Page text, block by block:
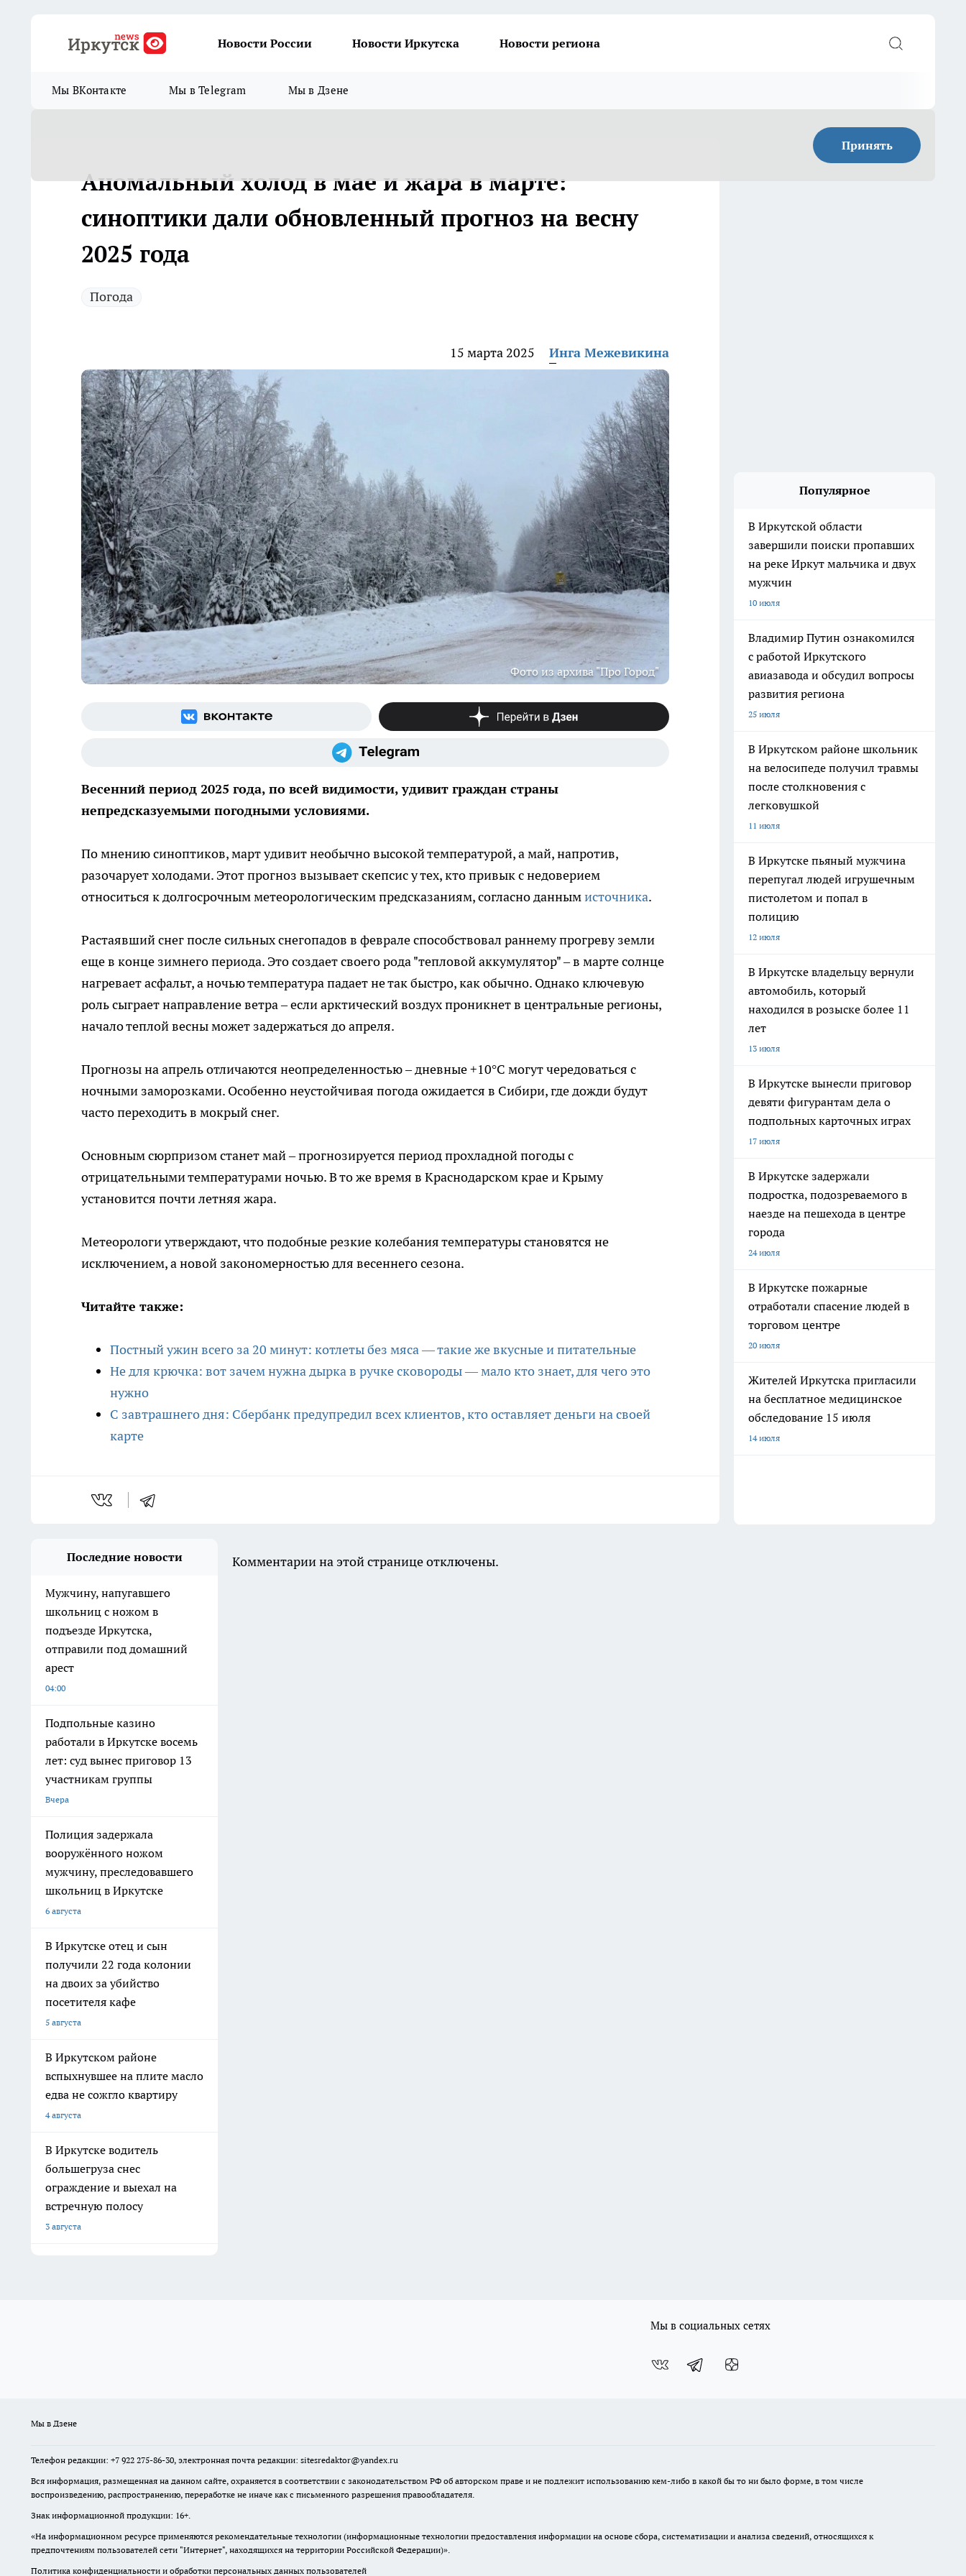
Новости России Новости Иркутска Новости региона
Мы ВКонтакте Мы в Telegram Мы в Дзене
Принять
Аномальный холод в мае и жара в марте:
синоптики дали обновленный прогноз на весну
2025 года
Погода
15 марта 2025 Инга Межевикина
Фото из архива "Про Город"
Весенний период 2025 года, по всей видимости, удивит граждан страны
непредсказуемыми погодными условиями.
По мнению синоптиков, март удивит необычно высокой температурой, а май, напротив,
разочарует холодами. Этот прогноз вызывает скепсис у тех, кто привык с недоверием
относиться к долгосрочным метеорологическим предсказаниям, согласно даннымисточника.
Растаявший снег после сильных снегопадов в феврале способствовал раннему прогреву земли
еще в конце зимнего периода. Это создает своего рода "тепловой аккумулятор" – в марте солнце
нагревает асфальт, а ночью температура падает не так быстро, как обычно. Однако ключевую
роль сыграет направление ветра – если арктический воздух проникнет в центральные регионы,
начало теплой весны может задержаться до апреля.
Прогнозы на апрель отличаются неопределенностью – дневные +10°C могут чередоваться с
ночными заморозками. Особенно неустойчивая погода ожидается в Сибири, где дожди будут
часто переходить в мокрый снег.
Основным сюрпризом станет май – прогнозируется период прохладной погоды с
отрицательными температурами ночью. В то же время в Краснодарском крае и Крыму
установится почти летняя жара.
Метеорологи утверждают, что подобные резкие колебания температуры становятся не
исключением, а новой закономерностью для весеннего сезона.
Читайте также:
Постный ужин всего за 20 минут: котлеты без мяса — такие же вкусные и питательные
Не для крючка: вот зачем нужна дырка в ручке сковороды — мало кто знает, для чего это
нужно
С завтрашнего дня: Сбербанк предупредил всех клиентов, кто оставляет деньги на своей
карте
Популярное
В Иркутской области
завершили поиски пропавших
на реке Иркут мальчика и двух
мужчин
10 июля
Владимир Путин ознакомился
с работой Иркутского
авиазавода и обсудил вопросы
развития региона
25 июля
В Иркутском районе школьник
на велосипеде получил травмы
после столкновения с
легковушкой
11 июля
В Иркутске пьяный мужчина
перепугал людей игрушечным
пистолетом и попал в
полицию
12 июля
В Иркутске владельцу вернули
автомобиль, который
находился в розыске более 11
лет
13 июля
В Иркутске вынесли приговор
девяти фигурантам дела о
подпольных карточных играх
17 июля
В Иркутске задержали
подростка, подозреваемого в
наезде на пешехода в центре
города
24 июля
В Иркутске пожарные
отработали спасение людей в
торговом центре
20 июля
Жителей Иркутска пригласили
на бесплатное медицинское
обследование 15 июля
14 июля
Последние новости
Мужчину, напугавшего
школьниц с ножом в
подъезде Иркутска,
отправили под домашний
арест
04:00
Подпольные казино
работали в Иркутске восемь
лет: суд вынес приговор 13
участникам группы
Вчера
Полиция задержала
вооружённого ножом
мужчину, преследовавшего
школьниц в Иркутске
6 августа
В Иркутске отец и сын
получили 22 года колонии
на двоих за убийство
посетителя кафе
5 августа
В Иркутском районе
вспыхнувшее на плите масло
едва не сожгло квартиру
4 августа
В Иркутске водитель
большегруза снес
ограждение и выехал на
встречную полосу
3 августа
Комментарии на этой странице отключены.
Мы в социальных сетях
Мы в Дзене
Телефон редакции: +7 922 275-86-30, электронная почта редакции: sitesredaktor@yandex.ru
Вся информация, размещенная на данном сайте, охраняется в соответствии с законодательством РФ об авторском праве и не подлежит использованию кем-либо в какой бы то ни было форме, в том числе
воспроизведению, распространению, переработке не иначе как с письменного разрешения правообладателя.
Знак информационной продукции: 16+.
«На информационном ресурсе применяются рекомендательные технологии (информационные технологии предоставления информации на основе сбора, систематизации и анализа сведений, относящихся к
предпочтениям пользователей сети "Интернет", находящихся на территории Российской Федерации)».
Политика конфиденциальности и обработки персональных данных пользователей